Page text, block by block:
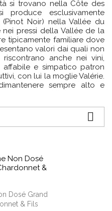
si trovano nella Côte des
esclusivamente
Noir) nella Vallée du
pressi della Vallée de la
tipicamente familiare dove
valori dai quali non
anche nei vini,
affabile e simpatico patron
con lui la moglie Valérie.
sempre alto e

shopping_cart
Dosé Grand
& Fils